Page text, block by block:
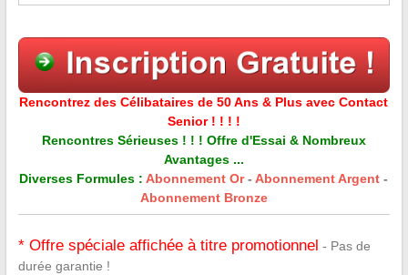
Rencontrez des Célibataires de 50 Ans & Plus avec Contact
Senior ! ! ! !
Rencontres Sérieuses ! ! ! Offre d'Essai & Nombreux
Avantages ...
Diverses Formules : Abonnement Or-Abonnement Argent -
Abonnement Bronze
* Offre spéciale affichée à titre promotionnel - Pas de
durée garantie !